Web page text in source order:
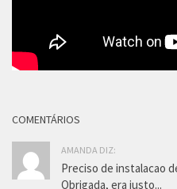
COMENTÁRIOS
AMANDA DIZ:
Preciso de instalacao
Obrigada, era justo...